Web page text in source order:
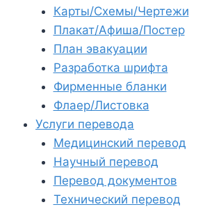
Карты/Схемы/Чертежи
Плакат/Афиша/Постер
План эвакуации
Разработка шрифта
Фирменные бланки
Флаер/Листовка
Услуги перевода
Медицинский перевод
Научный перевод
Перевод документов
Технический перевод